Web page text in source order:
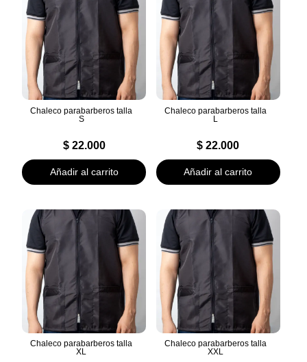
Chaleco parabarberos talla
S
$22.000
Añadir al carrito
Chaleco parabarberos talla
L
$ 22.000
Añadir al carrito
Chaleco parabarberos talla
XL
Chaleco parabarberos talla
XXL